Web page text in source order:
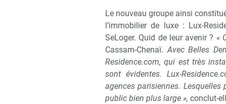
Le nouveau groupe ainsi
l’immobilier de luxe : Lux-
SeLoger. Quid de leur avenir ? «
Cassam-Chenaï.Avec Belles
Residence.com, qui est très
sont évidentes. Lux-
agences parisiennes. Lesquelles
public bien plus large », conclut-